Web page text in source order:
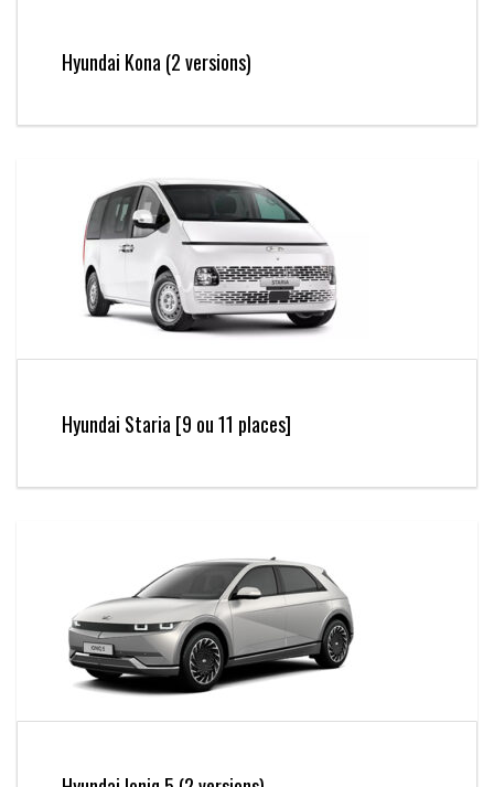
Hyundai Kona (2 versions)
Hyundai Staria [9 ou 11 places]